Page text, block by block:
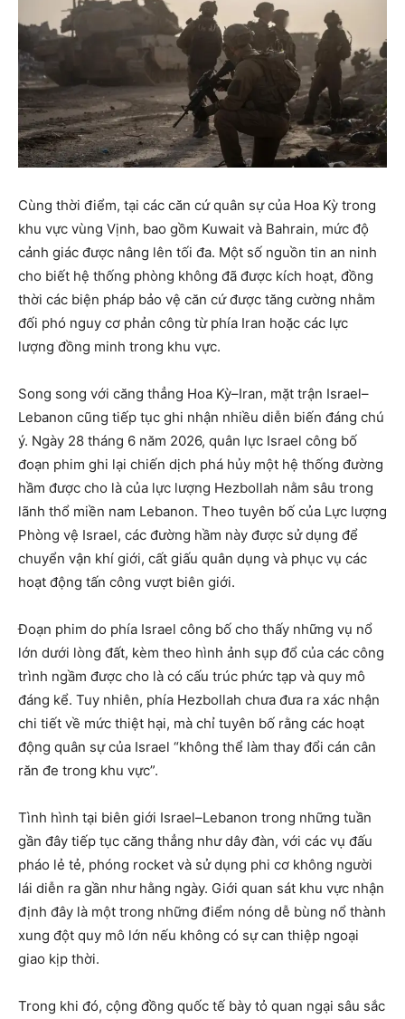
Cùng thời điểm, tại các căn cứ quân sự của Hoa Kỳ trong
khu vực vùng Vịnh, bao gồm Kuwait và Bahrain, mức độ
cảnh giác được nâng lên tối đa. Một số nguồn tin an ninh
cho biết hệ thống phòng không đã được kích hoạt, đồng
thời các biện pháp bảo vệ căn cứ được tăng cường nhằm
đối phó nguy cơ phản công từ phía Iran hoặc các lực
lượng đồng minh trong khu vực.
Song song với căng thẳng Hoa Kỳ–Iran, mặt trận Israel–
Lebanon cũng tiếp tục ghi nhận nhiều diễn biến đáng chú
ý. Ngày 28 tháng 6 năm 2026, quân lực Israel công bố
đoạn phim ghi lại chiến dịch phá hủy một hệ thống đường
hầm được cho là của lực lượng Hezbollah nằm sâu trong
lãnh thổ miền nam Lebanon. Theo tuyên bố của Lực lượng
Phòng vệ Israel, các đường hầm này được sử dụng để
chuyển vận khí giới, cất giấu quân dụng và phục vụ các
hoạt động tấn công vượt biên giới.
Đoạn phim do phía Israel công bố cho thấy những vụ nổ
lớn dưới lòng đất, kèm theo hình ảnh sụp đổ của các công
trình ngầm được cho là có cấu trúc phức tạp và quy mô
đáng kể. Tuy nhiên, phía Hezbollah chưa đưa ra xác nhận
chi tiết về mức thiệt hại, mà chỉ tuyên bố rằng các hoạt
động quân sự của Israel “không thể làm thay đổi cán cân
răn đe trong khu vực”.
Tình hình tại biên giới Israel–Lebanon trong những tuần
gần đây tiếp tục căng thẳng như dây đàn, với các vụ đấu
pháo lẻ tẻ, phóng rocket và sử dụng phi cơ không người
lái diễn ra gần như hằng ngày. Giới quan sát khu vực nhận
định đây là một trong những điểm nóng dễ bùng nổ thành
xung đột quy mô lớn nếu không có sự can thiệp ngoại
giao kịp thời.
Trong khi đó, cộng đồng quốc tế bày tỏ quan ngại sâu sắc